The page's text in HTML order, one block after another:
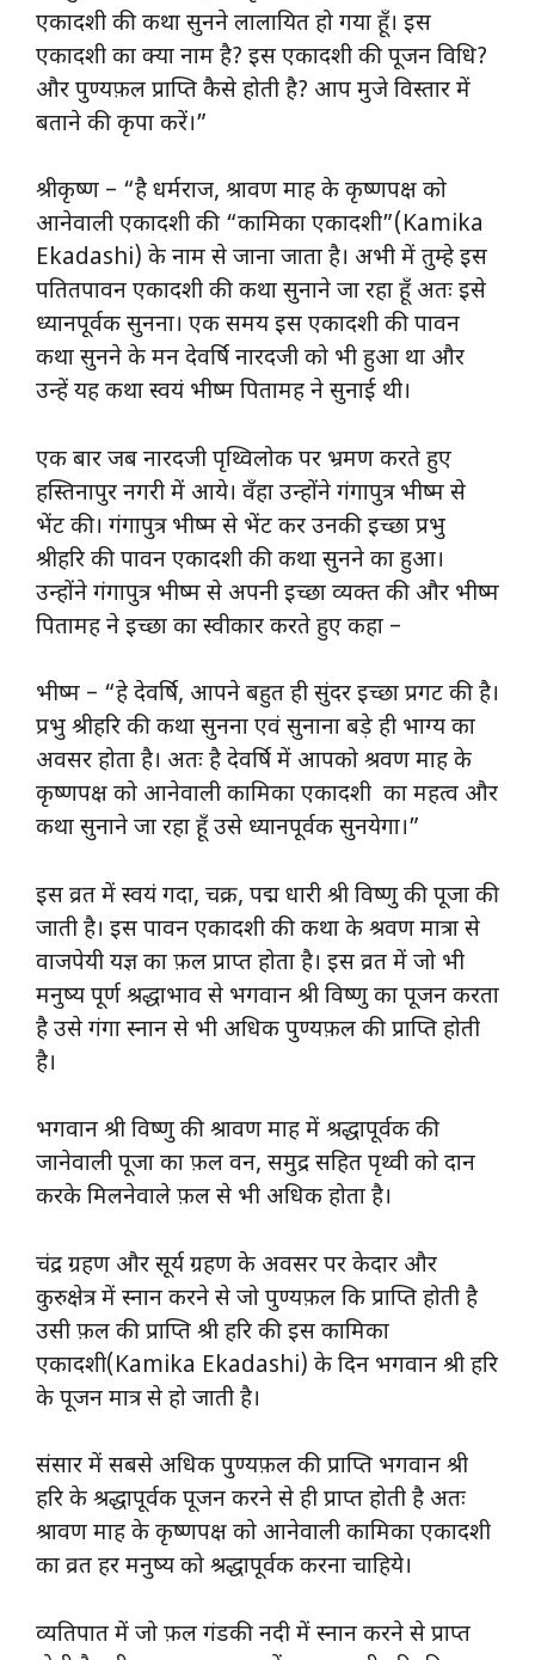
एकादशी की कथा सुनने लालायित हो गया हूँ। इस
एकादशी का क्या नाम है? इस एकादशी की पूजन विधि?
और पुण्यफ़ल प्राप्ति कैसे होती है? आप मुजे विस्तार में
बताने की कृपा करें।”
श्रीकृष्ण – “है धर्मराज, श्रावण माह के कृष्णपक्ष को
आनेवाली एकादशी की “कामिका एकादशी”(Kamika
Ekadashi) के नाम से जाना जाता है। अभी में तुम्हे इस
पतितपावन एकादशी की कथा सुनाने जा रहा हूँ अतः इसे
ध्यानपूर्वक सुनना। एक समय इस एकादशी की पावन
कथा सुनने के मन देवर्षि नारदजी को भी हुआ था और
उन्हें यह कथा स्वयं भीष्म पितामह ने सुनाई थी।
एक बार जब नारदजी पृथ्विलोक पर भ्रमण करते हुए
हस्तिनापुर नगरी में आये। वँहा उन्होंने गंगापुत्र भीष्म से
भेंट की। गंगापुत्र भीष्म से भेंट कर उनकी इच्छा प्रभु
श्रीहरि की पावन एकादशी की कथा सुनने का हुआ।
उन्होंने गंगापुत्र भीष्म से अपनी इच्छा व्यक्त की और भीष्म
पितामह ने इच्छा का स्वीकार करते हुए कहा –
भीष्म – “हे देवर्षि, आपने बहुत ही सुंदर इच्छा प्रगट की है।
प्रभु श्रीहरि की कथा सुनना एवं सुनाना बड़े ही भाग्य का
अवसर होता है। अतः है देवर्षि में आपको श्रवण माह के
कृष्णपक्ष को आनेवाली कामिका एकादशी का महत्व और
कथा सुनाने जा रहा हूँ उसे ध्यानपूर्वक सुनयेगा।”
इस व्रत में स्वयं गदा, चक्र, पद्म धारी श्री विष्णु की पूजा की
जाती है। इस पावन एकादशी की कथा के श्रवण मात्रा से
वाजपेयी यज्ञ का फ़ल प्राप्त होता है। इस व्रत में जो भी
मनुष्य पूर्ण श्रद्धाभाव से भगवान श्री विष्णु का पूजन करता
है उसे गंगा स्नान से भी अधिक पुण्यफ़ल की प्राप्ति होती
है।
भगवान श्री विष्णु की श्रावण माह में श्रद्धापूर्वक की
जानेवाली पूजा का फ़ल वन, समुद्र सहित पृथ्वी को दान
करके मिलनेवाले फ़ल से भी अधिक होता है।
चंद्र ग्रहण और सूर्य ग्रहण के अवसर पर केदार और
कुरुक्षेत्र में स्नान करने से जो पुण्यफ़ल कि प्राप्ति होती है
उसी फ़ल की प्राप्ति श्री हरि की इस कामिका
एकादशी(Kamika Ekadashi) के दिन भगवान श्री हरि
के पूजन मात्र से हो जाती है।
संसार में सबसे अधिक पुण्यफ़ल की प्राप्ति भगवान श्री
हरि के श्रद्धापूर्वक पूजन करने से ही प्राप्त होती है अतः
श्रावण माह के कृष्णपक्ष को आनेवाली कामिका एकादशी
का व्रत हर मनुष्य को श्रद्धापूर्वक करना चाहिये।
व्यतिपात में जो फ़ल गंडकी नदी में स्नान करने से प्राप्त